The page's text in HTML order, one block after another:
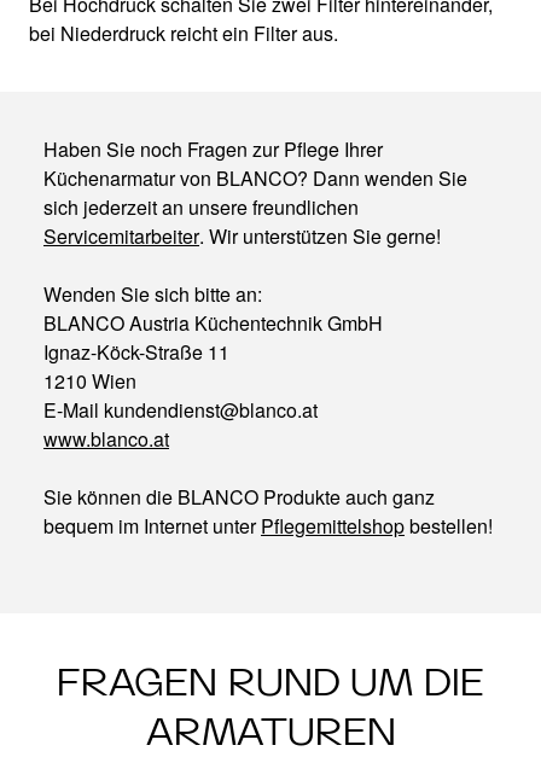
bei Niederdruck reicht ein Filter aus.
Haben Sie noch Fragen zur Pflege Ihrer
Küchenarmatur von BLANCO? Dann wenden Sie
sich jederzeit an unsere freundlichen
Servicemitarbeiter. Wir unterstützen Sie gerne!
Wenden Sie sich bitte an:
BLANCO Austria Küchentechnik GmbH
Ignaz-Köck-Straße 11
1210 Wien
E-Mail kundendienst@blanco.at
www.blanco.at
Sie können die BLANCO Produkte auch ganz
bequem im Internet unterPflegemittelshopbestellen!
FRAGEN RUND UM DIE
ARMATUREN